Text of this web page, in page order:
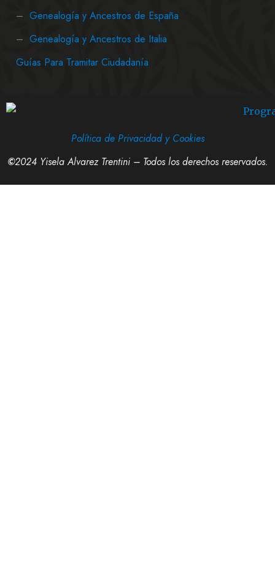
– Genealogía y Ancestros de España
– Genealogía y Ancestros de Italia
Guías Para Tramitar Ciudadanía
Política de Privacidad y Cookies
©2024 Yisela Alvarez Trentini – Todos los derechos reservados.